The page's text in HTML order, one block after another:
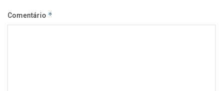
Comentário *